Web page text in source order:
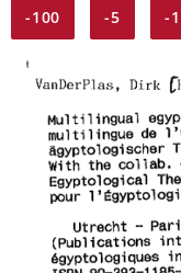
-100 -5 -1